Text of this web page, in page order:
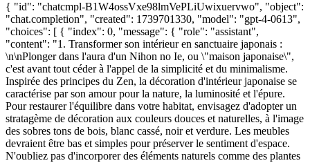
{ "id": "chatcmpl-B1W4ossVxe98lmVePLiUwixuervwo", "object":
"chat.completion", "created": 1739701330, "model": "gpt-4-0613",
"choices": [ { "index": 0, "message": { "role": "assistant",
"content": "1. Transformer son intérieur en sanctuaire japonais :
\n\nPlonger dans l'aura d'un Nihon no Ie, ou \"maison japonaise\",
c'est avant tout céder à l'appel de la simplicité et du minimalisme.
Inspirée des principes du Zen, la décoration d'intérieur japonaise se
caractérise par son amour pour la nature, la luminosité et l'épure.
Pour restaurer l'équilibre dans votre habitat, envisagez d'adopter un
stratagème de décoration aux couleurs douces et naturelles, à l'image
des sobres tons de bois, blanc cassé, noir et verdure. Les meubles
devraient être bas et simples pour préserver le sentiment d'espace.
N'oubliez pas d'incorporer des éléments naturels comme des plantes